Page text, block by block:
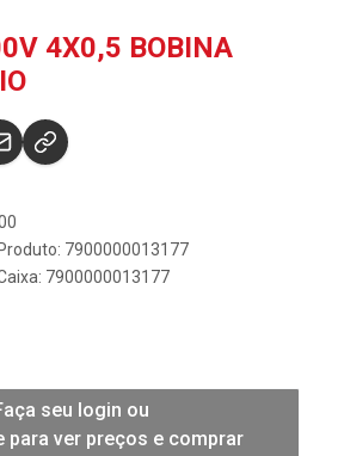
4X0,5 BOBINA
7900000013177
7900000013177
seu login ou
para ver preços e comprar